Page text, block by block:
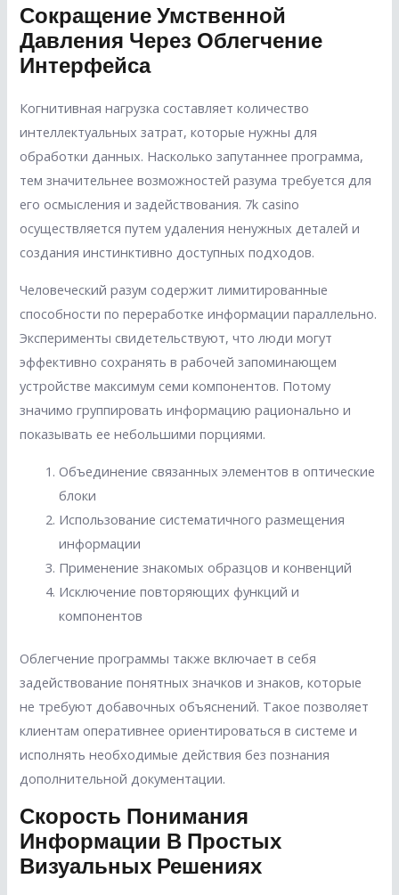
Сокращение Умственной
Давления Через Облегчение
Интерфейса
Когнитивная нагрузка составляет количество
интеллектуальных затрат, которые нужны для
обработки данных. Насколько запутаннее программа,
тем значительнее возможностей разума требуется для
его осмысления и задействования. 7k casino
осуществляется путем удаления ненужных деталей и
создания инстинктивно доступных подходов.
Человеческий разум содержит лимитированные
способности по переработке информации параллельно.
Эксперименты свидетельствуют, что люди могут
эффективно сохранять в рабочей запоминающем
устройстве максимум семи компонентов. Потому
значимо группировать информацию рационально и
показывать ее небольшими порциями.
Объединение связанных элементов в оптические
блоки
Использование систематичного размещения
информации
Применение знакомых образцов и конвенций
Исключение повторяющих функций и
компонентов
Облегчение программы также включает в себя
задействование понятных значков и знаков, которые
не требуют добавочных объяснений. Такое позволяет
клиентам оперативнее ориентироваться в системе и
исполнять необходимые действия без познания
дополнительной документации.
Скорость Понимания
Информации В Простых
Визуальных Решениях